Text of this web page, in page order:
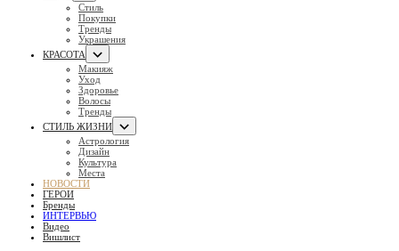
Стиль
Покупки
Тренды
Украшения
КРАСОТА
Макияж
Уход
Здоровье
Волосы
Тренды
СТИЛЬ ЖИЗНИ
Астрология
Дизайн
Культура
Места
НОВОСТИ
ГЕРОИ
Бренды
ИНТЕРВЬЮ
Видео
Вишлист